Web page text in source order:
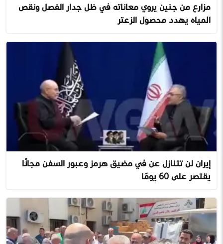
مزارع من جنين يروي معاناته في ظل جدار الفصل ونقص
المياه يهدد محصول الزعتر
إيران لن تتنازل عن في مضيق هرمز وعبور السفن مجانًا
يقتصر على 60 يومًا